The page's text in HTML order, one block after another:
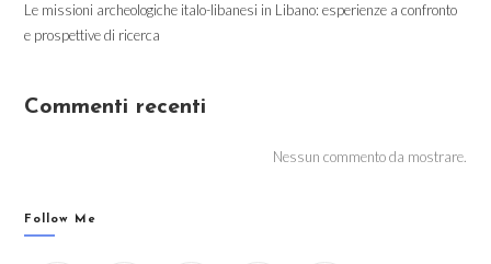
Le missioni archeologiche italo-libanesi in Libano: esperienze a confronto
e prospettive di ricerca
Commenti recenti
Nessun commento da mostrare.
Follow Me